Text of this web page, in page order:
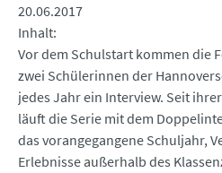
20.06.2017
Inhalt
Vor dem Schulstart kommen die
zwei Schülerinnen der
jedes Jahr ein Interview. Seit
läuft die Serie mit dem
das vorangegangene Schuljahr,
Erlebnisse außerhalb des